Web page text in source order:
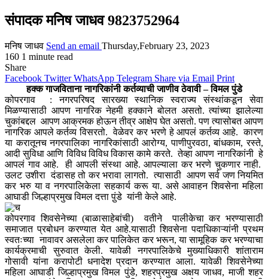
संपादक मनिष जाधव 9823752964
मनिष जाधव Send an email Thursday,February 23, 2023
160 1 minute read
Share
Facebook Twitter WhatsApp Telegram Share via Email Print
हक्क गाजविताना नागरिकांनी कर्तव्याची जाणीव ठेवावी – विमल पुंडे
कोपरगाव : नगरपरिषद सारख्या स्थानिक स्वराज्य संस्थांकडून सेवा
मिळण्यासाठी आपण नागरिक नेहमी हक्काने बोलत असतो. त्यांच्या झालेल्या
चुकांबद्दल आपण आक्रमक होऊन तीव्र आक्षेप घेत असतो. पण त्यासोबत आपण
नागरिक आपले कर्तव्य विसरतो. वेळेवर कर भरणे हे आपलं कर्तव्य आहे. कारण
या करातूनच नगरपालिका नागरिकांसाठी आरोग्य, पाणीपुरवठा, बांधकाम, रस्ते,
आदी सुविधा आणि विविध विविध विकास कामे करते. तेव्हा आपण नागरिकांनी हे
आपलं गाव आहे. ही आपली संस्था आहे. आपल्याला कर भरणे चुकणार नाही.
उलट उशीरा दंडासह तो कर भरावा लागतो. त्यासाठी आपण सर्व जण नियमित
कर भरु या व नगरपालिकेला सहकार्य करू या. असे आवाहन शिवसेना महिला
आघाडी जिल्हाप्रमुख विमल दत्ता पु़ंडे यांनी केले आहे.
कोपरगाव शिवसेनेच्या (बाळासाहेबांची) वतीने पालीकेचा कर भरण्यासाठी
समाजात प्रबोधन करण्यात येत आहे.यासाठी शिवसेना पदाधिकाऱ्यांनी प्रथम
स्वतःच्या नावावर असलेला कर पालिकेत कर भरून, या सामूहिक कर भरण्याचा
कार्यक्रमाची सुरुवात केली. यावेळी नगरपालिकेचे मुख्याधिकारी शांताराम
गोसावी यांना करापोटी धनादेश प्रदान करण्यात आला. यावेळी शिवसेनेच्या
महिला आघाडी जिल्हाप्रमुख विमल पुंडे, शहरप्रमुख अक्षय जाधव, माजी शहर